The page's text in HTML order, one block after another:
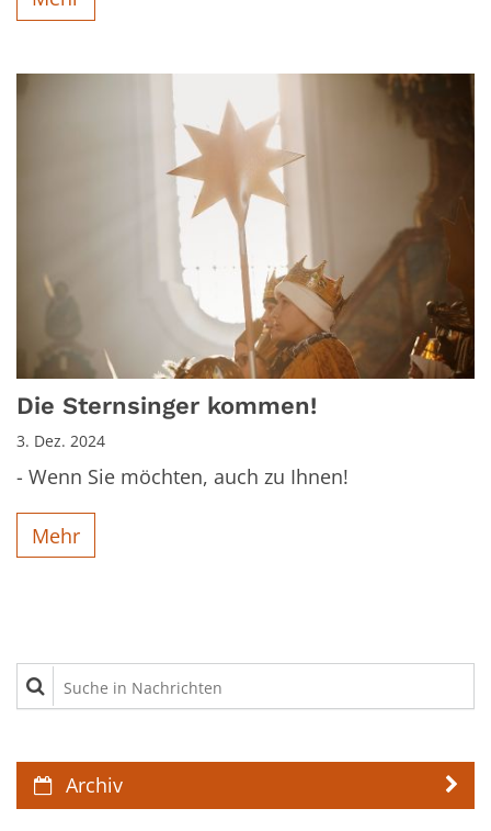
Die Sternsinger kommen!
3. Dez. 2024
- Wenn Sie möchten, auch zu Ihnen!
Mehr
Suche in Nachrichten
Archiv